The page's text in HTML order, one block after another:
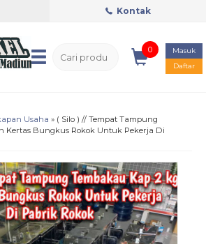
Kontak
0
Masuk
Daftar
Usaha » ( Silo ) // Tempat Tampung
Kertas Bungkus Rokok Untuk Pekerja Di